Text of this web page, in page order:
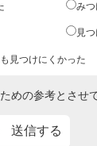
み
見
見つけにくかった
めの参考とさせ